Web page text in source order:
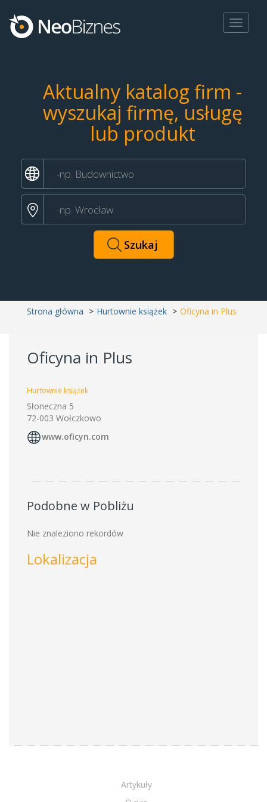
Toggle
Aktualny katalog firm -
wyszukaj firmę, usługę
lub produkt
Strona główna Hurtownie książek Oficyna in Plus
Oficyna in Plus
Hurtownie książek
Słoneczna 5
72-003 Wołczkowo
www.oficyn.com
Podobne w Pobliżu
Nie znaleziono rekordów
Lokalizacja
Artykuły